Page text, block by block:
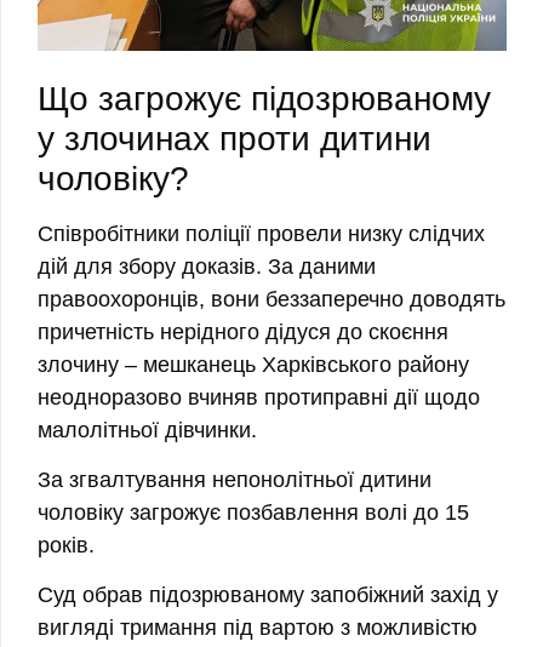
Що загрожує підозрюваному
у злочинах проти дитини
чоловіку?
Співробітники поліції провели низку слідчих
дій для збору доказів. За даними
правоохоронців, вони беззаперечно доводять
причетність нерідного дідуся до скоєння
злочину – мешканець Харківського району
неодноразово вчиняв протиправні дії щодо
малолітньої дівчинки.
За згвалтування непонолітньої дитини
чоловіку загрожує позбавлення волі до 15
років.
Суд обрав підозрюваному запобіжний захід у
вигляді тримання під вартою з можливістю